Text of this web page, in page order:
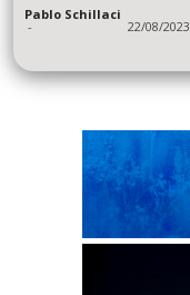
Pablo Schillaci
- 22/08/2023